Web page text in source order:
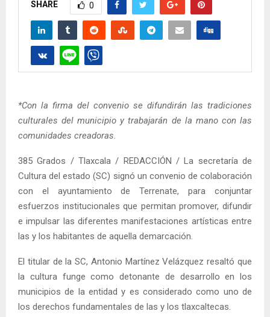
SHARE 0
*Con la firma del convenio se difundirán las tradiciones
culturales del municipio y trabajarán de la mano con las
comunidades creadoras.
385 Grados / Tlaxcala / REDACCIÓN / La secretaría de
Cultura del estado (SC) signó un convenio de colaboración
con el ayuntamiento de Terrenate, para conjuntar
esfuerzos institucionales que permitan promover, difundir
e impulsar las diferentes manifestaciones artísticas entre
las y los habitantes de aquella demarcación.
El titular de la SC, Antonio Martínez Velázquez resaltó que
la cultura funge como detonante de desarrollo en los
municipios de la entidad y es considerado como uno de
los derechos fundamentales de las y los tlaxcaltecas.